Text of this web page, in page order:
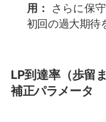
用：
さらに保
初回の過大期待
LP到達率（歩留
補正パラメータ